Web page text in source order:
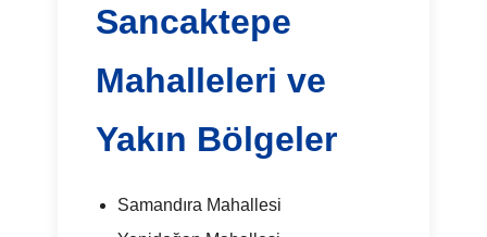
Sancaktepe
Mahalleleri ve
Yakın Bölgeler
Samandıra Mahallesi